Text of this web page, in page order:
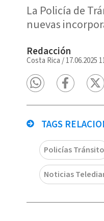
La Policía de
nuevas
Redacción
Costa Rica /17.06.2025
TAGS
Policías Tránsito
Noticias